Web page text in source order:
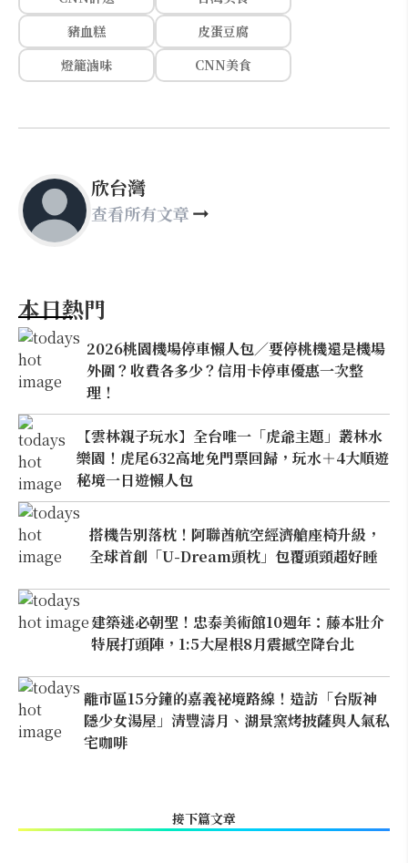
豬血糕
皮蛋豆腐
燈籠滷味
CNN美食
欣台灣
查看所有文章
本日熱門
2026桃園機場停車懶人包／要停桃機還是機場
外圍？收費各多少？信用卡停車優惠一次整
理！
【雲林親子玩水】全台唯一「虎爺主題」叢林水
樂園！虎尾632高地免門票回歸，玩水＋4大順遊
秘境一日遊懶人包
搭機告別落枕！阿聯酋航空經濟艙座椅升級，
全球首創「U-Dream頭枕」包覆頭頸超好睡
建築迷必朝聖！忠泰美術館10週年：藤本壯介
特展打頭陣，1:5大屋根8月震撼空降台北
離市區15分鐘的嘉義祕境路線！造訪「台版神
隱少女湯屋」清豐濤月、湖景窯烤披薩與人氣私
宅咖啡
接下篇文章